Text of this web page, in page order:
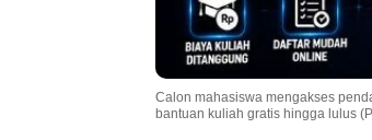
Calon mahasiswa mengakses
bantuan kuliah gratis hingga lulus